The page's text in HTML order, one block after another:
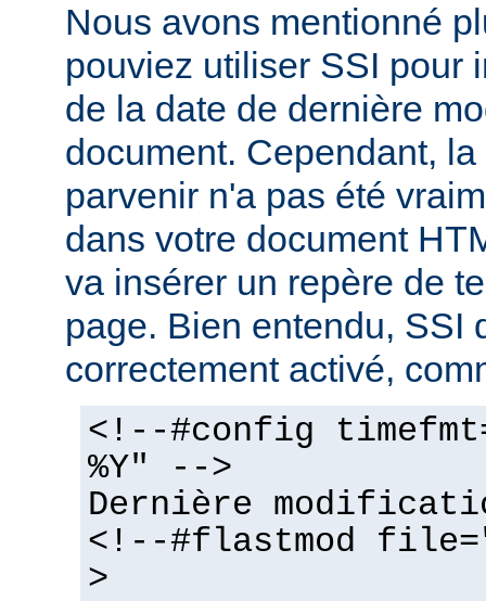
Nous avons mentionné
pouviez utiliser SSI pour
de la date de dernière
document. Cependant,
parvenir n'a pas été
dans votre document
va insérer un repère de
page. Bien entendu, SSI
correctement activé,
<!--#config
%Y" -->
Dernière
<!--#flastmod
>